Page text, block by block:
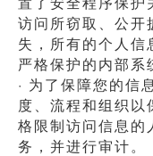
访问所窃取、公开
失，所有的个人
严格保护的内部系
· 为了保障您的信
度、流程和组织
格限制访问信息的
务，并进行审计。